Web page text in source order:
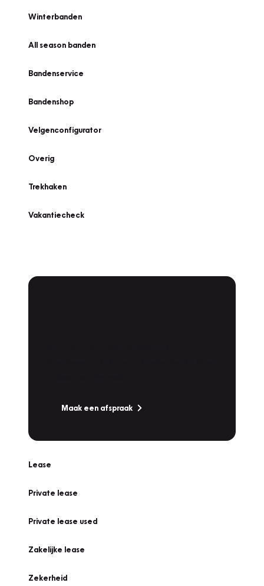
Winterbanden
All season banden
Bandenservice
Bandenshop
Velgenconfigurator
Overig
Trekhaken
Vakantiecheck
Maak een afspraak
Lease
Private lease
Private lease used
Zakelijke lease
Zekerheid